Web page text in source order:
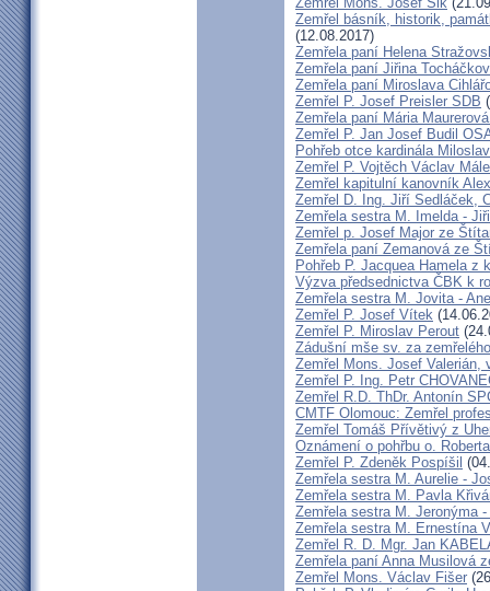
Zemřel básník, historik,
(12.08.2017)
Zemřela paní Helena
Zemřela paní Jiřina
Zemřela paní Miroslava
Zemřel P. Josef Preisler SDB
Zemřela paní Mária
Zemřel P. Jan Josef Budil
Pohřeb otce kardinála
Zemřel P. Vojtěch Václav
Zemřel kapitulní kanovník
Zemřel D. Ing. Jiří Sedláček,
Zemřela sestra M. Imelda -
Zemřel p. Josef Major ze
Zemřela paní Zemanová ze
Pohřeb P. Jacquea Hamela z
Výzva předsednictva ČBK k
Zemřela sestra M. Jovita -
Zemřel P. Josef Vítek
Zemřel P. Miroslav Perout
Zádušní mše sv. za
Zemřel Mons. Josef Valerián,
Zemřel P. Ing. Petr
Zemřel R.D. ThDr. Antonín
CMTF Olomouc: Zemřel
Zemřel Tomáš Přívětivý z
Oznámení o pohřbu o.
Zemřel P. Zdeněk Pospíšil
Zemřela sestra M. Aurelie -
Zemřela sestra M. Pavla
Zemřela sestra M. Jeronýma
Zemřela sestra M. Ernestína
Zemřel R. D. Mgr. Jan
Zemřela paní Anna Musilová
Zemřel Mons. Václav Fišer